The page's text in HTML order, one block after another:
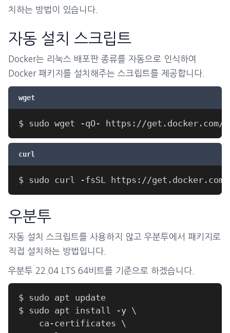
치하는 방법이 있습니다.
자동 설치 스크립트
Docker는 리눅스 배포판 종류를 자동으로 인식하여
Docker 패키지를 설치해주는 스크립트를 제공합니다.
wget
curl
우분투
자동 설치 스크립트를 사용하지 않고 우분투에서 패키지로
직접 설치하는 방법입니다.
우분투 22.04 LTS 64비트를 기준으로 하겠습니다.